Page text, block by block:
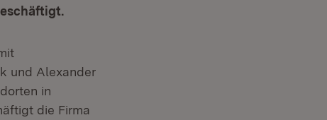
und Alexander
in
die Firma